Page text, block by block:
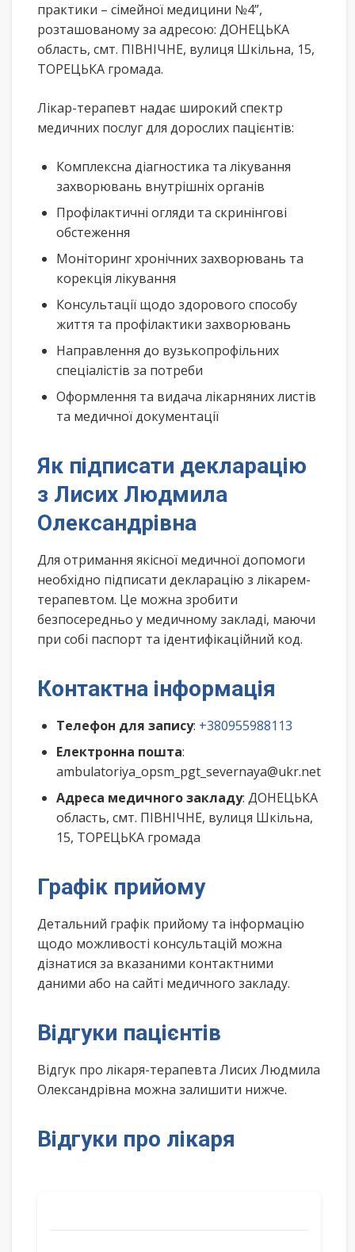
практики – сімейної медицини №4”,
розташованому за адресою: ДОНЕЦЬКА
область, смт. ПІВНІЧНЕ, вулиця Шкільна, 15,
ТОРЕЦЬКА громада.
Лікар-терапевт надає широкий спектр
медичних послуг для дорослих пацієнтів:
Комплексна діагностика та лікування
захворювань внутрішніх органів
Профілактичні огляди та скринінгові
обстеження
Моніторинг хронічних захворювань та
корекція лікування
Консультації щодо здорового способу
життя та профілактики захворювань
Направлення до вузькопрофільних
спеціалістів за потреби
Оформлення та видача лікарняних листів
та медичної документації
Як підписати декларацію
з Лисих Людмила
Олександрівна
Для отримання якісної медичної допомоги
необхідно підписати декларацію з лікарем-
терапевтом. Це можна зробити
безпосередньо у медичному закладі, маючи
при собі паспорт та ідентифікаційний код.
Контактна інформація
Телефон для запису: +380955988113
Електронна пошта:
ambulatoriya_opsm_pgt_severnaya@ukr.net
Адреса медичного закладу: ДОНЕЦЬКА
область, смт. ПІВНІЧНЕ, вулиця Шкільна,
15, ТОРЕЦЬКА громада
Графік прийому
Детальний графік прийому та інформацію
щодо можливості консультацій можна
дізнатися за вказаними контактними
даними або на сайті медичного закладу.
Відгуки пацієнтів
Відгук про лікаря-терапевта Лисих Людмила
Олександрівна можна залишити нижче.
Відгуки про лікаря